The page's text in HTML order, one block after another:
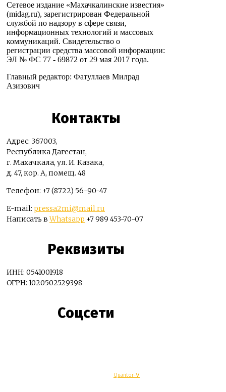
Сетевое издание «Махачкалинские известия»
(midag.ru), зарегистрирован Федеральной
службой по надзору в сфере связи,
информационных технологий и массовых
коммуникаций. Свидетельство о
регистрации средства массовой информации:
ЭЛ № ФС 77 - 69872 от 29 мая 2017 года.
Главный редактор: Фатуллаев Милрад
Азизович
Контакты
Адрес: 367003,
Республика Дагестан,
г. Махачкала, ул. И. Казака,
д. 47, кор. А, помещ. 48
Телефон: +7 (8722) 56-90-47
E-mail: pressa2mi@mail.ru
Написать вWhatsapp +7 989 453-70-07
Реквизиты
ИНН: 0541001918
ОГРН: 1020502529398
Соцсети
Quantor-∀